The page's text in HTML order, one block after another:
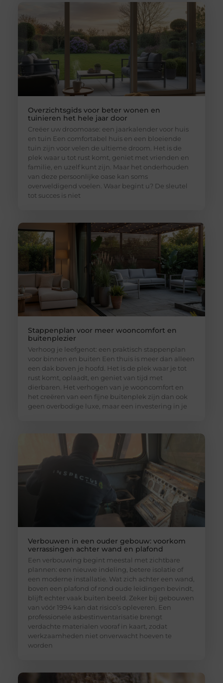
Overzichtsgids voor beter wonen en
tuinieren het hele jaar door
Creëer uw droomoase: een jaarkalender voor huis
en tuin Een comfortabel huis en een bloeiende
tuin zijn voor velen de ultieme droom. Het is de
plek waar u tot rust komt, geniet met vrienden en
familie, en uzelf kunt zijn. Maar het onderhouden
van deze persoonlijke oase kan soms
overweldigend voelen. Waar begint u? De sleutel
tot succes is niet
Stappenplan voor meer wooncomfort en
buitenplezier
Verhoog je leefgenot: een praktisch stappenplan
voor binnen en buiten Een thuis is meer dan alleen
een dak boven je hoofd. Het is de plek waar je tot
rust komt, oplaadt, en geniet van tijd met
dierbaren. Het verhogen van je wooncomfort en
het creëren van een fijne buitenplek zijn dan ook
geen overbodige luxe, maar een investering in je
Verbouwen in een ouder gebouw: voorkom
verrassingen achter wand en plafond
Een verbouwing begint meestal met zichtbare
plannen: een nieuwe indeling, betere isolatie of
een moderne installatie. Wat zich achter een wand,
boven een plafond of rond oude leidingen bevindt,
blijft echter vaak buiten beeld. Zeker bij gebouwen
van vóór 1994 kan dat risico’s opleveren. Een
professionele asbestinventarisatie brengt
verdachte materialen vooraf in kaart, zodat
werkzaamheden niet onverwacht hoeven te
worden